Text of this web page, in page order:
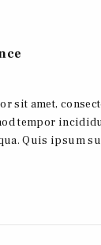
sit amet,
tempor
Quis ipsum